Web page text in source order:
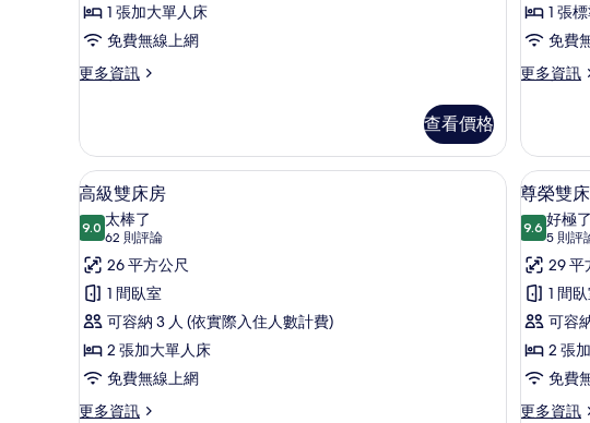
房
的
所
片
1 張加大單人床
免費無線上網
更多資訊
更
單
人
房
詳
查看價格
房
的
所
片
1 張
免費
更多資訊
更
雙
人
房
的
詳
顯
示
高
級
雙
床
房
的
所
高級雙床房 | 高級寢具、舒適加層、客房內保險
6
高級雙床房
9.09.0 分，滿分 10 分
太棒了
62 則評論
(62
則
評
論)
26 平方公尺
1 間臥室
可容納 3 人 (依實際入住人數計費)
2 張加大單人床
免費無線上網
更多資訊
更
顯
示
尊
榮
雙
床
房
的
所
7
尊榮雙
9.69.6 分，
好極了
5 則評
(5
則
評
論)
29 平
1 間
可容
2 張
免費
更多資訊
更